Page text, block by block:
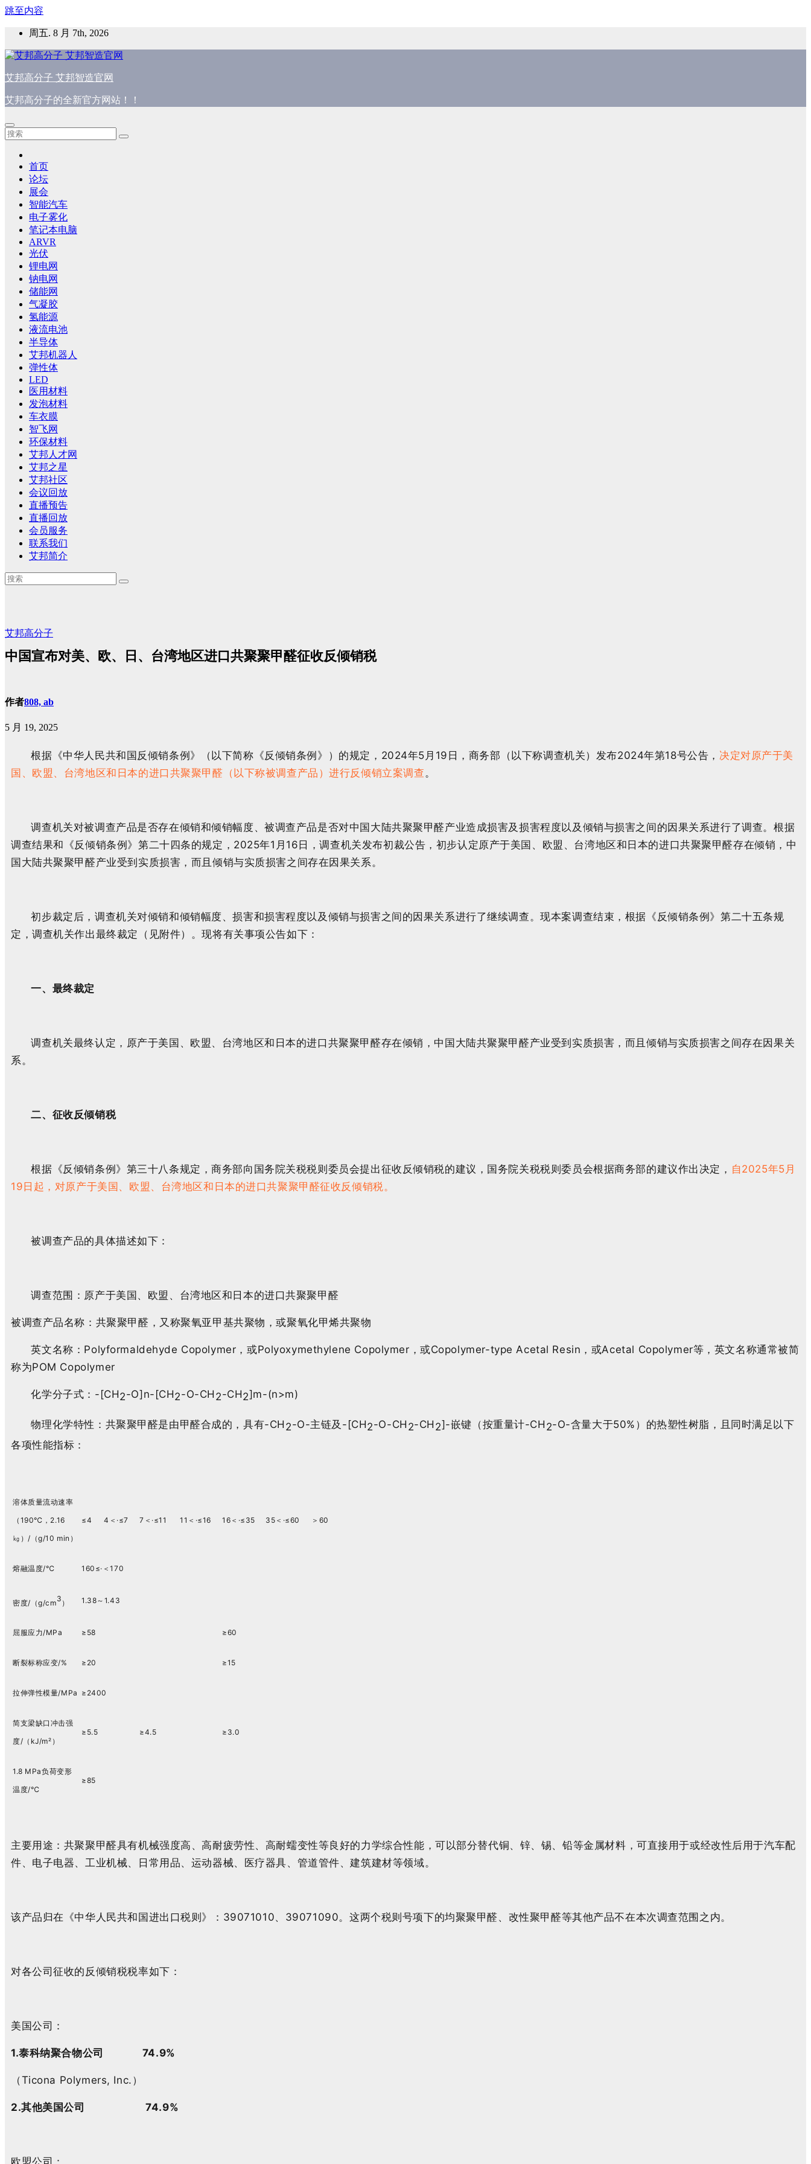
跳至内容
周五. 8 月 7th, 2026
艾邦高分子 艾邦智造官网
艾邦高分子的全新官方网站！！
首页
论坛
展会
智能汽车
电子雾化
笔记本电脑
ARVR
光伏
锂电网
钠电网
储能网
气凝胶
氢能源
液流电池
半导体
艾邦机器人
弹性体
LED
医用材料
发泡材料
车衣膜
智飞网
环保材料
艾邦人才网
艾邦之星
艾邦社区
会议回放
直播预告
直播回放
会员服务
联系我们
艾邦简介
艾邦高分子
中国宣布对美、欧、日、台湾地区进口共聚聚甲醛征收反倾销税
作者808, ab
5 月 19, 2025
根据《中华人民共和国反倾销条例》（以下简称《反倾销条例》）的规定，2024年5月19日，商务部（以下称调查机关）发布2024年第18号公告， 决定对原产于美
国、欧盟、台湾地区和日本的进口共聚聚甲醛（以下称被调查产品）进行反倾销立案调查。
调查机关对被调查产品是否存在倾销和倾销幅度、被调查产品是否对中国大陆共聚聚甲醛产业造成损害及损害程度以及倾销与损害之间的因果关系进行了调查。根据
调查结果和《反倾销条例》第二十四条的规定，2025年1月16日，调查机关发布初裁公告，初步认定原产于美国、欧盟、台湾地区和日本的进口共聚聚甲醛存在倾销，中
国大陆共聚聚甲醛产业受到实质损害，而且倾销与实质损害之间存在因果关系。
初步裁定后，调查机关对倾销和倾销幅度、损害和损害程度以及倾销与损害之间的因果关系进行了继续调查。现本案调查结束，根据《反倾销条例》第二十五条规
定，调查机关作出最终裁定（见附件）。现将有关事项公告如下：
一、最终裁定
调查机关最终认定，原产于美国、欧盟、台湾地区和日本的进口共聚聚甲醛存在倾销，中国大陆共聚聚甲醛产业受到实质损害，而且倾销与实质损害之间存在因果关
系。
二、征收反倾销税
根据《反倾销条例》第三十八条规定，商务部向国务院关税税则委员会提出征收反倾销税的建议，国务院关税税则委员会根据商务部的建议作出决定， 自2025年5月
19日起，对原产于美国、欧盟、台湾地区和日本的进口共聚聚甲醛征收反倾销税。
被调查产品的具体描述如下：
调查范围：原产于美国、欧盟、台湾地区和日本的进口共聚聚甲醛
被调查产品名称：共聚聚甲醛，又称聚氧亚甲基共聚物，或聚氧化甲烯共聚物
英文名称：Polyformaldehyde Copolymer，或Polyoxymethylene Copolymer，或Copolymer-type Acetal Resin，或Acetal Copolymer等，英文名称通常被简
称为POM Copolymer
化学分子式：-[CH2-O]n-[CH2-O-CH 2-CH2]m-(n>m)
物理化学特性：共聚聚甲醛是由甲醛合成的，具有-CH 2-O-主链及-[CH2-O-CH 2-CH 2]-嵌键（按重量计-CH 2-O-含量大于50%）的热塑性树脂，且同时满足以下
各项性能指标：
溶体质量流动速率
（190℃，2.16
㎏）/（g/10 min）
≤4 4＜ ·≤7 7＜ ·≤11 11＜ ·≤16 16＜ ·≤35 35＜ ·≤60 ＞60
熔融温度/℃ 160≤· ＜170
密度/（g/cm3 ） 1.38～1.43
屈服应力/MPa ≥58 ≥60
断裂标称应变/% ≥20 ≥15
拉伸弹性模量/MPa ≥2400
简支梁缺口冲击强
度/（kJ/m²）
≥5.5 ≥4.5 ≥3.0
1.8 MPa负荷变形
温度/℃
≥85
主要用途：共聚聚甲醛具有机械强度高、高耐疲劳性、高耐蠕变性等良好的力学综合性能，可以部分替代铜、锌、锡、铅等金属材料，可直接用于或经改性后用于汽车配
件、电子电器、工业机械、日常用品、运动器械、医疗器具、管道管件、建筑建材等领域。
该产品归在《中华人民共和国进出口税则》：39071010、39071090。这两个税则号项下的均聚聚甲醛、改性聚甲醛等其他产品不在本次调查范围之内。
对各公司征收的反倾销税税率如下：
美国公司：
1.泰科纳聚合物公司 74.9%
（Ticona Polymers, Inc.）
2.其他美国公司 74.9%